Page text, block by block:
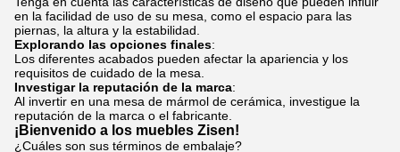
en la facilidad de uso de su mesa, como el espacio para las
piernas, la altura y la estabilidad.
Explorando las opciones finales:
Los diferentes acabados pueden afectar la apariencia y los
requisitos de cuidado de la mesa.
Investigar la reputación de la marca:
Al invertir en una mesa de mármol de cerámica, investigue la
reputación de la marca o el fabricante.
¡Bienvenido a los muebles Zisen!
¿Cuáles son sus términos de embalaje?